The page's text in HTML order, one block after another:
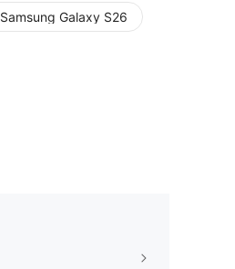
Samsung Galaxy S26